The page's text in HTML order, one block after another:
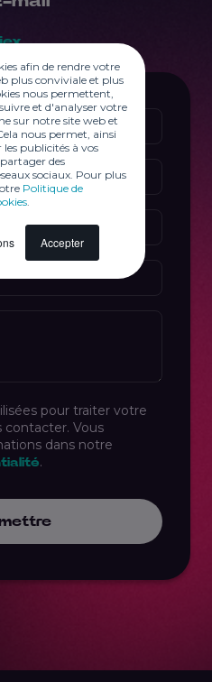
afin de rendre votre
plus conviviale et plus
nous permettent,
et d'analyser votre
sur notre site web et
nous permet, ainsi
publicités à vos
des
sociaux. Pour plus
Politique de
Accepter
pour traiter votre
Vous
dans notre
.